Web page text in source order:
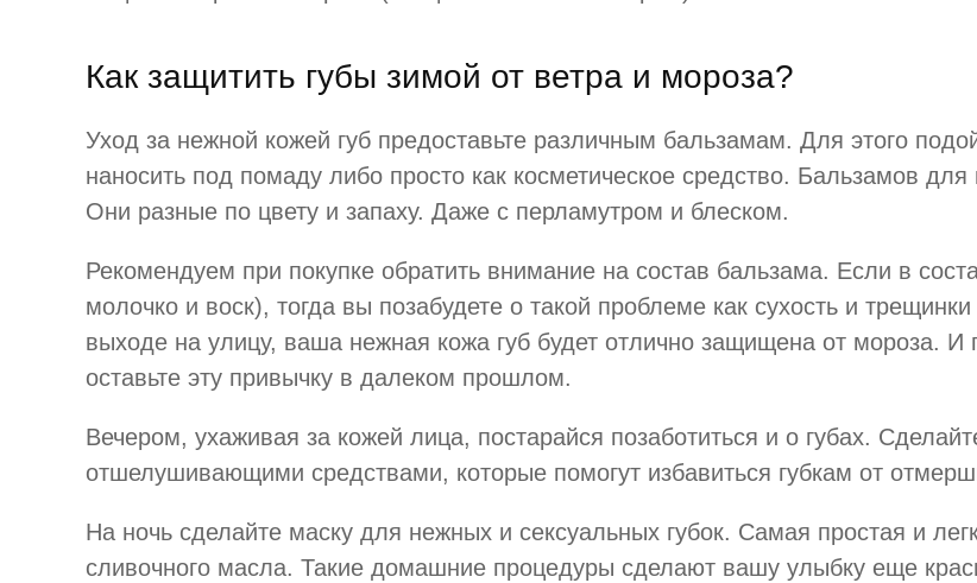
Как защитить губы зимой от ветра и мороза?
Уход за нежной кожей губ предоставьте различным бальзамам. Для этого
наносить под помаду либо просто как косметическое средство. Бальзамов
Они разные по цвету и запаху. Даже с перламутром и блеском.
Рекомендуем при покупке обратить внимание на состав бальзама. Если в
молочко и воск), тогда вы позабудете о такой проблеме как сухость и
выходе на улицу, ваша нежная кожа губ будет отлично защищена от мороза. И
оставьте эту привычку в далеком прошлом.
Вечером, ухаживая за кожей лица, постарайся позаботиться и о губах.
отшелушивающими средствами, которые помогут избавиться губкам от
На ночь сделайте маску для нежных и сексуальных губок. Самая простая и
сливочного масла. Такие домашние процедуры сделают вашу улыбку еще